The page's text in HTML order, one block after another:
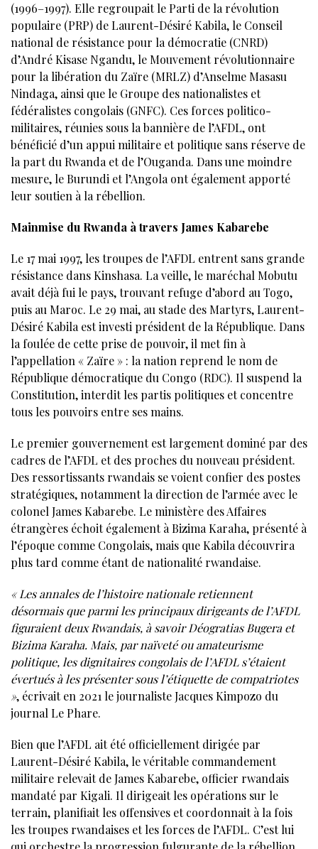
(1996–1997). Elle regroupait le Parti de la révolution
populaire (PRP) de Laurent-Désiré Kabila, le Conseil
national de résistance pour la démocratie (CNRD)
d’André Kisase Ngandu, le Mouvement révolutionnaire
pour la libération du Zaïre (MRLZ) d’Anselme Masasu
Nindaga, ainsi que le Groupe des nationalistes et
fédéralistes congolais (GNFC). Ces forces politico-
militaires, réunies sous la bannière de l’AFDL, ont
bénéficié d’un appui militaire et politique sans réserve de
la part du Rwanda et de l’Ouganda. Dans une moindre
mesure, le Burundi et l’Angola ont également apporté
leur soutien à la rébellion.
Mainmise du Rwanda à travers James Kabarebe
Le 17 mai 1997, les troupes de l’AFDL entrent sans grande
résistance dans Kinshasa. La veille, le maréchal Mobutu
avait déjà fui le pays, trouvant refuge d’abord au Togo,
puis au Maroc. Le 29 mai, au stade des Martyrs, Laurent-
Désiré Kabila est investi président de la République. Dans
la foulée de cette prise de pouvoir, il met fin à
l’appellation « Zaïre » : la nation reprend le nom de
République démocratique du Congo (RDC). Il suspend la
Constitution, interdit les partis politiques et concentre
tous les pouvoirs entre ses mains.
Le premier gouvernement est largement dominé par des
cadres de l’AFDL et des proches du nouveau président.
Des ressortissants rwandais se voient confier des postes
stratégiques, notamment la direction de l’armée avec le
colonel James Kabarebe. Le ministère des Affaires
étrangères échoit également à Bizima Karaha, présenté à
l’époque comme Congolais, mais que Kabila découvrira
plus tard comme étant de nationalité rwandaise.
« Les annales de l’histoire nationale retiennent
désormais que parmi les principaux dirigeants de l’AFDL
figuraient deux Rwandais, à savoir Déogratias Bugera et
Bizima Karaha. Mais, par naïveté ou amateurisme
politique, les dignitaires congolais de l’AFDL s’étaient
évertués à les présenter sous l’étiquette de compatriotes
», écrivait en 2021 le journaliste Jacques Kimpozo du
journal Le Phare.
Bien que l’AFDL ait été officiellement dirigée par
Laurent-Désiré Kabila, le véritable commandement
militaire relevait de James Kabarebe, officier rwandais
mandaté par Kigali. Il dirigeait les opérations sur le
terrain, planifiait les offensives et coordonnait à la fois
les troupes rwandaises et les forces de l’AFDL. C’est lui